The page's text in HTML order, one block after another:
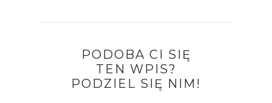
PODOBA CI SIĘ
TEN WPIS?
PODZIEL SIĘ NIM!